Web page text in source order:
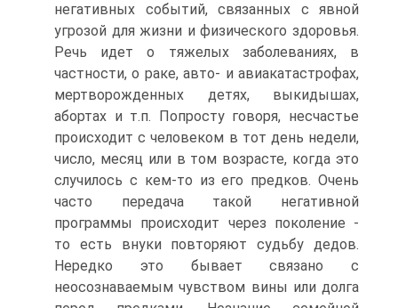
негативных событий, связанных с явной
угрозой для жизни и физического здоровья.
Речь идет о тяжелых заболеваниях, в
частности, о раке, авто- и авиакатастрофах,
мертворожденных детях, выкидышах,
абортах и т.п. Попросту говоря, несчастье
происходит с человеком в тот день недели,
число, месяц или в том возрасте, когда это
случилось с кем-то из его предков. Очень
часто передача такой негативной
программы происходит через поколение -
то есть внуки повторяют судьбу дедов.
Нередко это бывает связано с
неосознаваемым чувством вины или долга